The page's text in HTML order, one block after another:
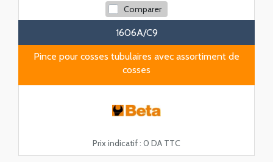
Comparer
1606A/C9
Pince pour cosses tubulaires avec assortiment de
cosses
Prix indicatif : 0 DA TTC